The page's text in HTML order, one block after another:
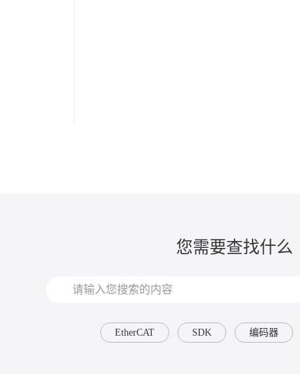
您需要查找什么
EtherCAT SDK 编码器